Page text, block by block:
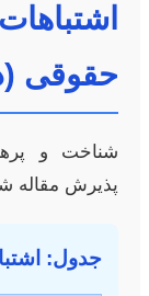
حقوقی
شناخت و
پذیرش مقاله
جدول: